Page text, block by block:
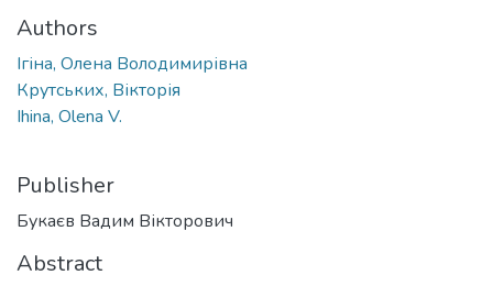
Authors
Ігіна, Олена Володимирівна
Крутських, Вікторія
Ihina, Olena V.
Publisher
Букаєв Вадим Вікторович
Abstract